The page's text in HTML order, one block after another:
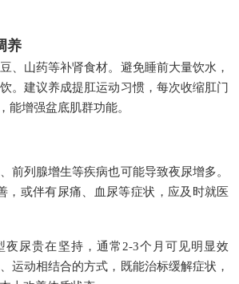
养
、山药等补肾食材。避免睡前大量饮水，
。建议养成提肛运动习惯，每次收缩肛门
能增强盆底肌群功能。
前列腺增生等疾病也可能导致夜尿增多。
，或伴有尿痛、血尿等症状，应及时就医
夜尿贵在坚持，通常2-3个月可见明显效
运动相结合的方式，既能治标缓解症状，